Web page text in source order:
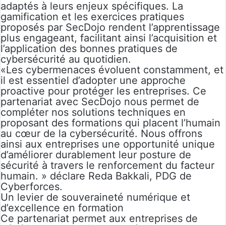
adaptés à leurs enjeux spécifiques. La
gamification et les exercices pratiques
proposés par SecDojo rendent l’apprentissage
plus engageant, facilitant ainsi l’acquisition et
l’application des bonnes pratiques de
cybersécurité au quotidien.
«Les cybermenaces évoluent constamment, et
il est essentiel d’adopter une approche
proactive pour protéger les entreprises. Ce
partenariat avec SecDojo nous permet de
compléter nos solutions techniques en
proposant des formations qui placent l’humain
au cœur de la cybersécurité. Nous offrons
ainsi aux entreprises une opportunité unique
d’améliorer durablement leur posture de
sécurité à travers le renforcement du facteur
humain. » déclare Reda Bakkali, PDG de
Cyberforces.
Un levier de souveraineté numérique et
d’excellence en formation
Ce partenariat permet aux entreprises de